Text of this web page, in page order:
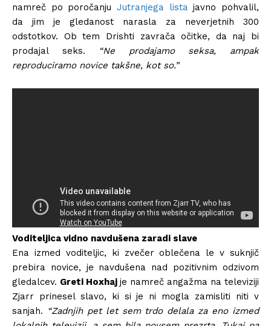
namreč po poročanju Jutranjega lista javno pohvalil,
da jim je gledanost narasla za neverjetnih 300
odstotkov. Ob tem Drishti zavrača očitke, da naj bi
prodajal seks. “Ne prodajamo seksa, ampak
reproduciramo novice takšne, kot so.”
Voditeljica vidno navdušena zaradi slave
Ena izmed voditeljic, ki zvečer oblečena le v suknjič
prebira novice, je navdušena nad pozitivnim odzivom
gledalcev. Greti Hoxhaj je namreč angažma na televiziji
Zjarr prinesel slavo, ki si je ni mogla zamisliti niti v
sanjah. “Zadnjih pet let sem trdo delala za eno izmed